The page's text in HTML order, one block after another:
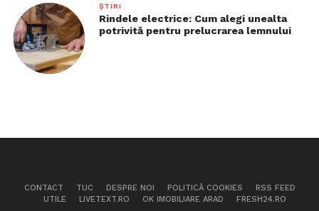
ȘTIRI
Rindele electrice: Cum alegi unealta
potrivită pentru prelucrarea lemnului
CONTACT TUC DESPRE NOI POLITICĂ COOKIES
RSS FEED
UTILE
LIVETEXT.RO OK IMOBILIARE ARAD FRESH24.RO